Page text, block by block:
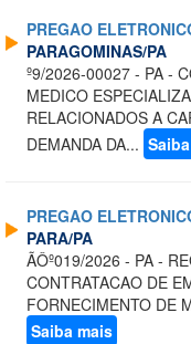
PREGAO
PARAGOMINAS/PA
º9/2026-00027 - PA -
MEDICO
RELACIONADOS A
DEMANDA DA...
PREGAO
PARA/PA
ÃÔº019/2026 - PA -
CONTRATACAO DE
FORNECIMENTO DE
Saiba mais